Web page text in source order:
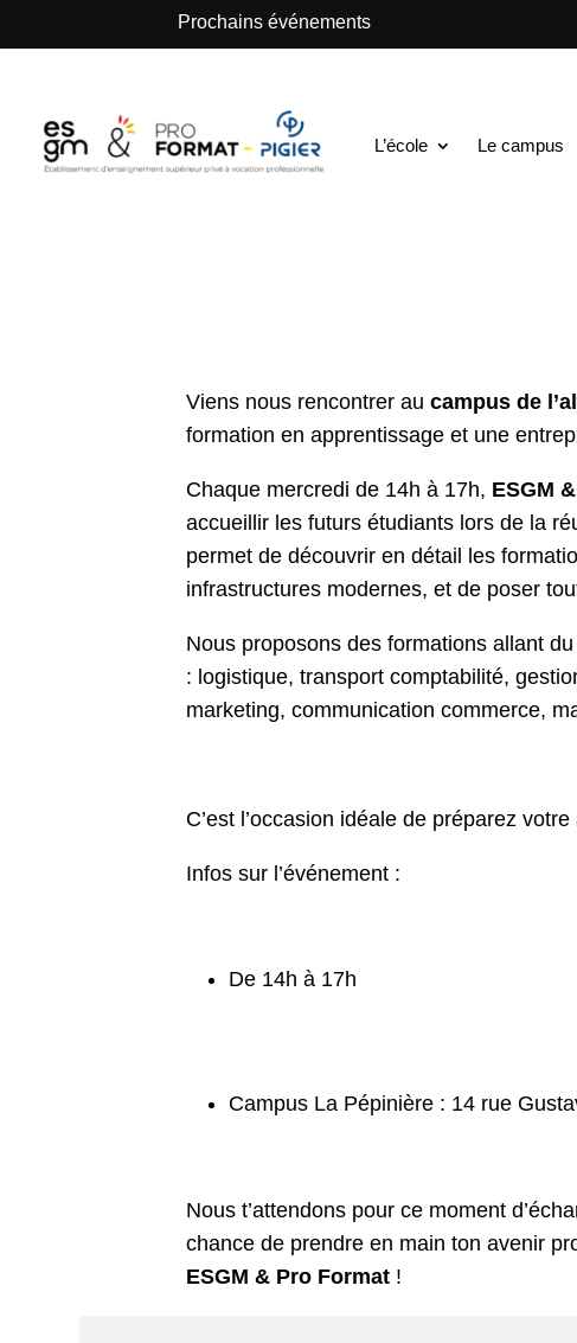
Prochains événements
L’école Le campus
Rencontres &
30 Sep 2025|Nos événements
Viens nous rencontrer aucampus de
formation en apprentissage et une
Chaque mercredi de 14h à 17h, ESGM
accueillir les futurs étudiants lors de la
permet de découvrir en détail les
infrastructures modernes, et de poser
Nous proposons des formations allant
: logistique, transport comptabilité,
marketing, communication commerce,
C’est l’occasion idéale de préparez
Infos sur l’événement :
De 14h à 17h
Campus La Pépinière : 14 rue
Nous t’attendons pour ce moment
chance de prendre en main ton avenir
ESGM & Pro Format !